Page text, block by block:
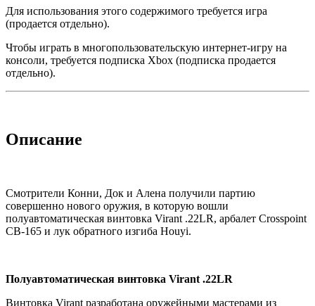
Для использования этого содержимого требуется игра
(продается отдельно).
Чтобы играть в многопользовательскую интернет-игру на
консоли, требуется подписка Xbox (подписка продается
отдельно).
Описание
Смотрители Конни, Док и Алена получили партию
совершенно нового оружия, в которую вошли
полуавтоматическая винтовка Virant .22LR, арбалет Crosspoint
CB-165 и лук обратного изгиба Houyi.
Полуавтоматическая винтовка Virant .22LR
Винтовка Virant разработана оружейными мастерами из